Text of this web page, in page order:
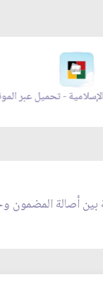
- تحميل عبر
بين أصالة المضمون